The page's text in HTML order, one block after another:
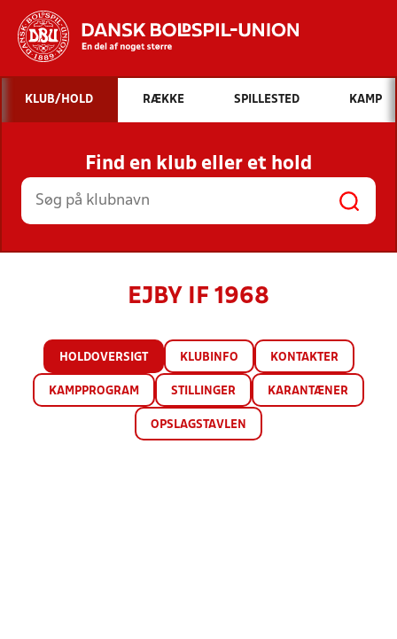
Hvad vil du søge efter?
INDHOLD OG NYHEDER
STILLINGER, RESULTATER, KLUBBER OG
HOLD
KLUB/HOLD RÆKKE SPILLESTED KAMP
Find en klub eller et hold
EJBY IF 1968
HOLDOVERSIGT KLUBINFO KONTAKTER
KAMPPROGRAM STILLINGER KARANTÆNER
OPSLAGSTAVLEN